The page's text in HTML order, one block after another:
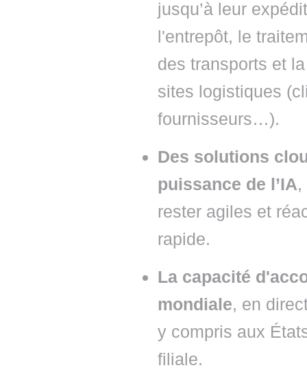
jusqu’à leur
l'entrepôt, le
des transports et
sites logistiques
fournisseurs…).
Des solutions
puissance de l’IA,
rester agiles et
rapide.
La capacité
mondiale, en
y compris aux
filiale.